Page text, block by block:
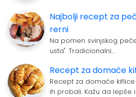
Najbolji recept za
rerni
Na pomen svinjskog
usta". Tradicionalni…
Recept za domaće
Recept za domaće
ih probali. Kažu da lepše